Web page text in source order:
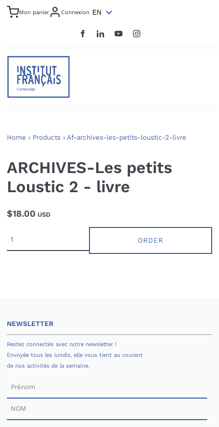
Mon panier Connexion EN
Home › Products › Af-archives-les-petits-loustic-2-livre
ARCHIVES-Les petits
Loustic 2 - livre
$18.00 USD
ORDER
NEWSLETTER
Restez connectés avec notre newsletter !
Envoyée tous les lundis, elle vous tient au courant
de nos activités de la semaine.